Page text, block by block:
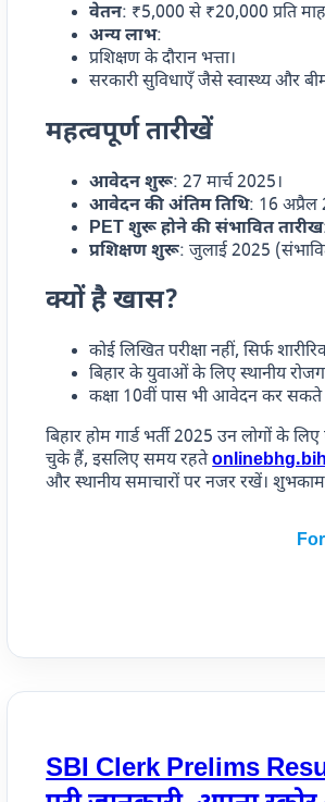
वेतन: ₹5,000 से ₹20,000 प्रति
अन्य लाभ:
प्रशिक्षण के दौरान भत्ता।
सरकारी सुविधाएँ जैसे स्वास्थ्य और
महत्वपूर्ण तारीखें
आवेदन शुरू: 27 मार्च 2025।
आवेदन की अंतिम तिथि: 16 अप्रैल
PET शुरू होने की संभावित तारीख
प्रशिक्षण शुरू: जुलाई 2025
क्यों है खास?
कोई लिखित परीक्षा नहीं, सिर्फ
बिहार के युवाओं के लिए स्थानीय
कक्षा 10वीं पास भी आवेदन कर सकते
बिहार होम गार्ड भर्ती 2025 उन लोगों के
चुके हैं, इसलिए समय रहते
और स्थानीय समाचारों पर नजर रखें।
SBI Clerk Prelims